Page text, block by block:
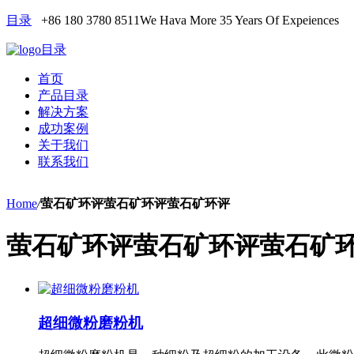
目录 +86 180 3780 8511We Hava More 35 Years Of Expeiences
目录
首页
产品目录
解决方案
成功案例
关于我们
联系我们
Home/萤石矿环评萤石矿环评萤石矿环评
萤石矿环评萤石矿环评萤石矿
超细微粉磨粉机